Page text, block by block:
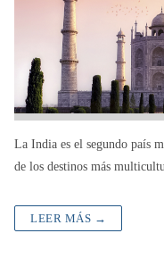
La India es el segundo país
de los destinos más
LEER MÁS →